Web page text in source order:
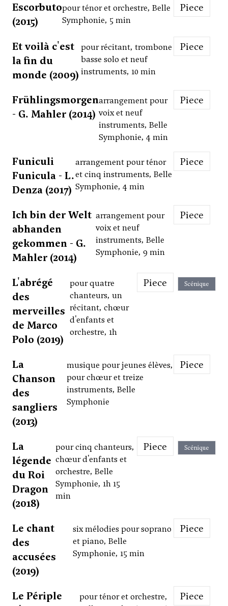
Escorbuto
(2015)
pour ténor et orchestre, Belle
Symphonie, 5 min
Piece
Et voilà c'est
la fin du
monde (2009)
pour récitant, trombone
basse solo et neuf
instruments, 10 min
Piece
Frühlingsmorgen
- G. Mahler (2014)
arrangement pour
voix et neuf
instruments, Belle
Symphonie, 4 min
Piece
Funiculi
Funicula - L.
Denza (2017)
arrangement pour ténor
et cinq instruments, Belle
Symphonie, 4 min
Piece
Ich bin der Welt
abhanden
gekommen - G.
Mahler (2014)
arrangement pour
voix et neuf
instruments, Belle
Symphonie, 9 min
Piece
L'abrégé
des
merveilles
de Marco
Polo (2019)
pour quatre
chanteurs, un
récitant, chœur
d'enfants et
orchestre, 1h
Piece Scénique
La
Chanson
des
sangliers
(2013)
musique pour jeunes élèves,
pour chœur et treize
instruments, Belle
Symphonie
Piece
La
légende
du Roi
Dragon
(2018)
pour cinq chanteurs,
chœur d'enfants et
orchestre, Belle
Symphonie, 1h 15
min
Piece Scénique
Le chant
des
accusées
(2019)
six mélodies pour soprano
et piano, Belle
Symphonie, 15 min
Piece
Le Périple
pour ténor et orchestre,
Piece